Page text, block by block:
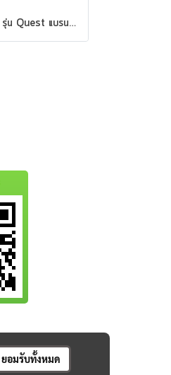
**ตัวโชว์**รถเข็นเด็ก รุ่น Quest แบรนด์ Maclaren
ยอมรับทั้งหมด